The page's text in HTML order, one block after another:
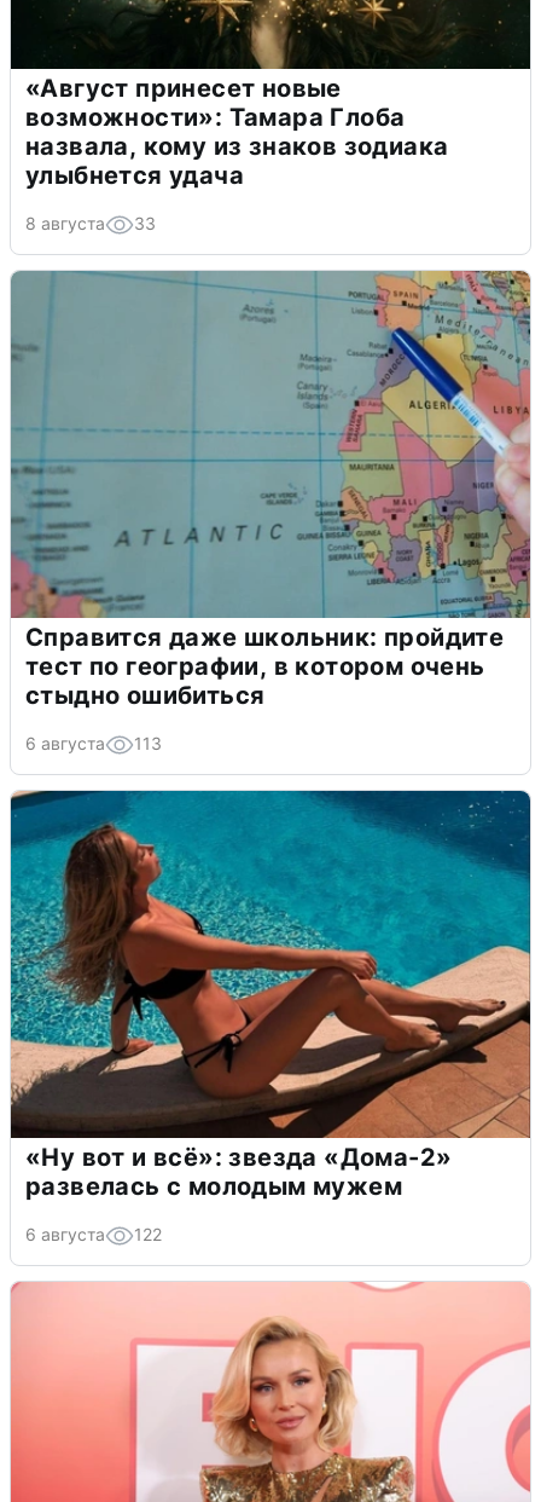
«Август принесет новые
возможности»: Тамара Глоба
назвала, кому из знаков зодиака
улыбнется удача
8 августа 33
Справится даже школьник: пройдите
тест по географии, в котором очень
стыдно ошибиться
6 августа 113
«Ну вот и всё»: звезда «Дома-2»
развелась с молодым мужем
6 августа 122